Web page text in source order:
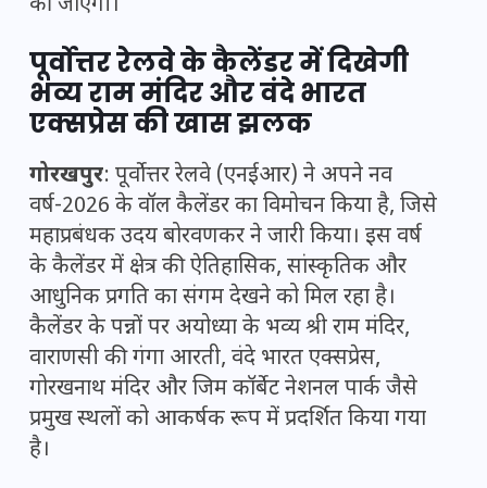
पूर्वोत्तर रेलवे के कैलेंडर में दिखेगी
भव्य राम मंदिर और वंदे भारत
एक्सप्रेस की खास झलक
गोरखपुर: पूर्वोत्तर रेलवे (एनईआर) ने अपने नव
वर्ष-2026 के वॉल कैलेंडर का विमोचन किया है, जिसे
महाप्रबंधक उदय बोरवणकर ने जारी किया। इस वर्ष
के कैलेंडर में क्षेत्र की ऐतिहासिक, सांस्कृतिक और
आधुनिक प्रगति का संगम देखने को मिल रहा है।
कैलेंडर के पन्नों पर अयोध्या के भव्य श्री राम मंदिर,
वाराणसी की गंगा आरती, वंदे भारत एक्सप्रेस,
गोरखनाथ मंदिर और जिम कॉर्बेट नेशनल पार्क जैसे
प्रमुख स्थलों को आकर्षक रूप में प्रदर्शित किया गया
है।